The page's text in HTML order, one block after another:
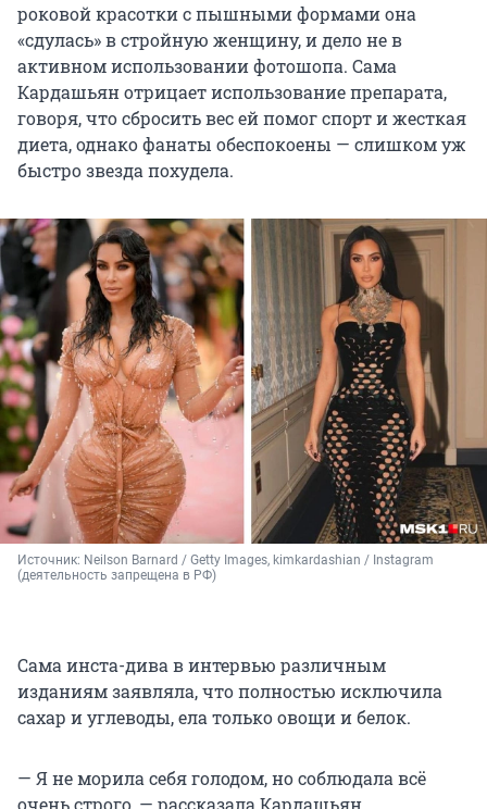
роковой красотки с пышными формами она
«сдулась» в стройную женщину, и дело не в
активном использовании фотошопа. Сама
Кардашьян отрицает использование препарата,
говоря, что сбросить вес ей помог спорт и жесткая
диета, однако фанаты обеспокоены — слишком уж
быстро звезда похудела.
Источник: Neilson Barnard / Getty Images, kimkardashian / Instagram
(деятельность запрещена в РФ)
Сама инста-дива в интервью различным
изданиям заявляла, что полностью исключила
сахар и углеводы, ела только овощи и белок.
— Я не морила себя голодом, но соблюдала всё
очень строго, — рассказала Кардашьян.